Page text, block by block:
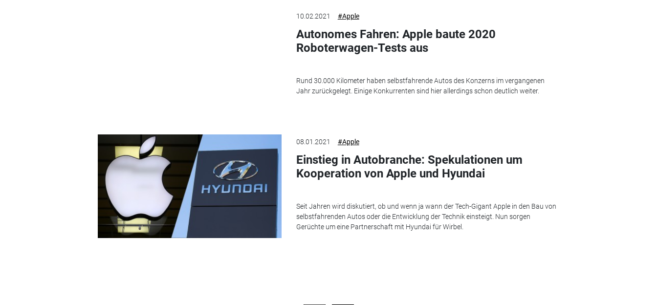
10.02.2021 #Apple
Autonomes Fahren: Apple baute 2020
Roboterwagen-Tests aus
Rund 30.000 Kilometer haben selbstfahrende Autos des Konzerns im vergangenen
Jahr zurückgelegt. Einige Konkurrenten sind hier allerdings schon deutlich weiter.
08.01.2021 #Apple
Einstieg in Autobranche: Spekulationen um
Kooperation von Apple und Hyundai
Seit Jahren wird diskutiert, ob und wenn ja wann der Tech-Gigant Apple in den Bau von
selbstfahrenden Autos oder die Entwicklung der Technik einsteigt. Nun sorgen
Gerüchte um eine Partnerschaft mit Hyundai für Wirbel.